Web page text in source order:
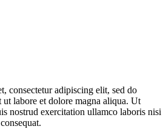
consectetur adipiscing elit, sed do
labore et dolore magna aliqua. Ut
nostrud exercitation ullamco laboris nisi